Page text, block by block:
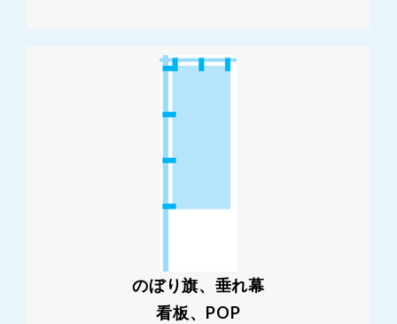
のぼり旗、垂れ幕
看板、POP